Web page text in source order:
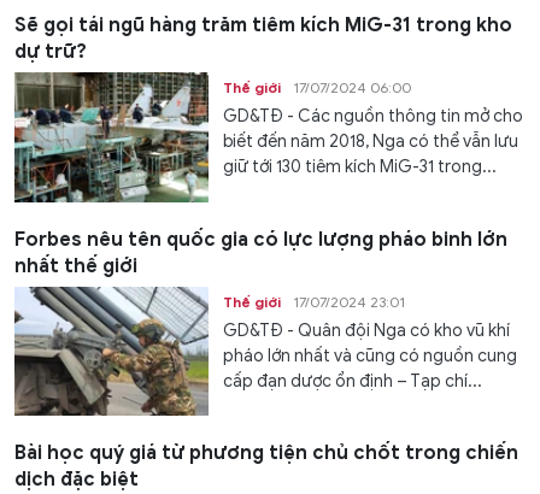
Sẽ gọi tái ngũ hàng trăm tiêm kích MiG-31 trong kho
dự trữ?
Thế giới 17/07/2024 06:00
GD&TĐ - Các nguồn thông tin mở cho
biết đến năm 2018, Nga có thể vẫn lưu
giữ tới 130 tiêm kích MiG-31 trong...
Forbes nêu tên quốc gia có lực lượng pháo binh lớn
nhất thế giới
Thế giới 17/07/2024 23:01
GD&TĐ - Quân đội Nga có kho vũ khí
pháo lớn nhất và cũng có nguồn cung
cấp đạn dược ổn định – Tạp chí...
Bài học quý giá từ phương tiện chủ chốt trong chiến
dịch đặc biệt